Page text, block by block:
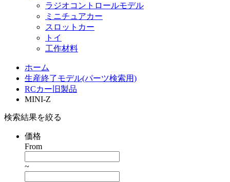
ラジオコントロールモデル
ミニチュアカー
スロットカー
トイ
工作材料
ホーム
生産終了モデル(パーツ検索用)
RCカー旧製品
MINI-Z
検索結果を絞る
価格
From
~